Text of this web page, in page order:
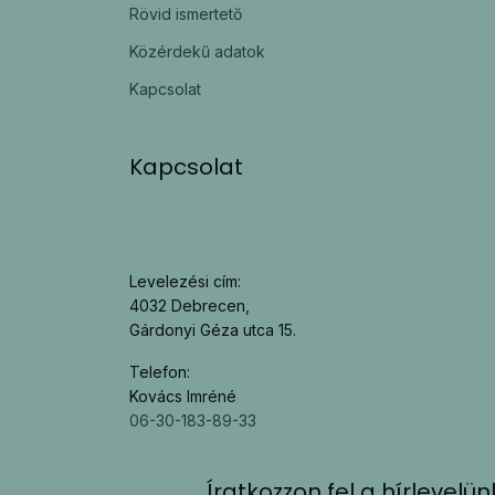
Rövid ismertető
Közérdekű adatok
Kapcsolat
Kapcsolat
Levelezési cím:
4032 Debrecen,
Gárdonyi Géza utca 15.
Telefon:
Kovács Imréné
06-30-183-89-33